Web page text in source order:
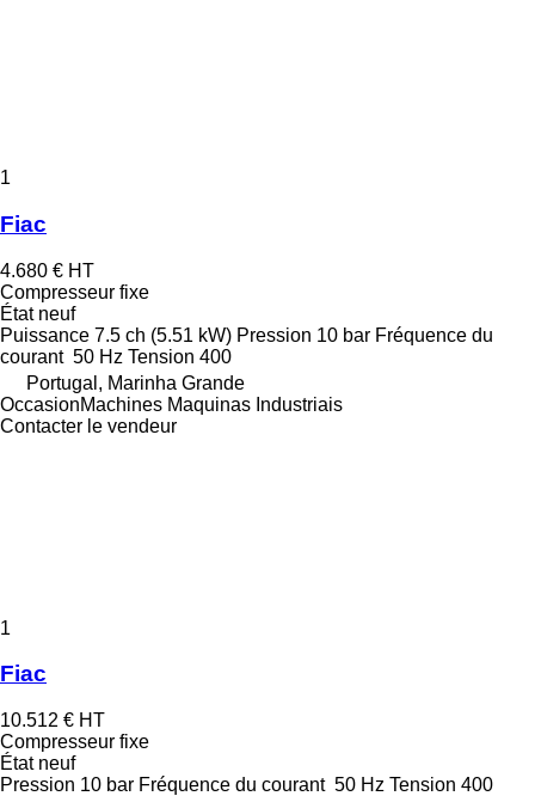
1
Fiac
4.680 € HT
Compresseur fixe
Étatneuf
Puissance 7.5 ch (5.51 kW) Pression 10 bar Fréquence du
courant 50 Hz Tension 400
Portugal, Marinha Grande
OccasionMachines Maquinas Industriais
Contacter le vendeur
1
Fiac
10.512 € HT
Compresseur fixe
Étatneuf
Pression 10 bar Fréquence du courant 50 Hz Tension 400